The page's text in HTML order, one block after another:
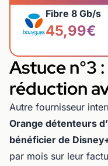
Fibre 8 Gb/s
45,99€
Astuce n°3
réduction
Autre fournisseur
Orange détenteurs
bénéficier de
par mois sur leur